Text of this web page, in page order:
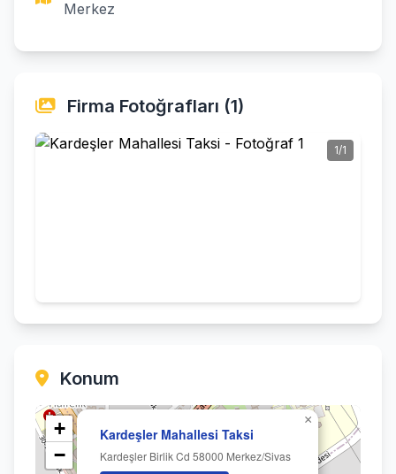
Merkez
Firma Fotoğrafları (1)
1/1
Konum
Kardeşler Mahallesi Taksi
Kardeşler Birlik Cd 58000 Merkez/Sivas
×
+
−